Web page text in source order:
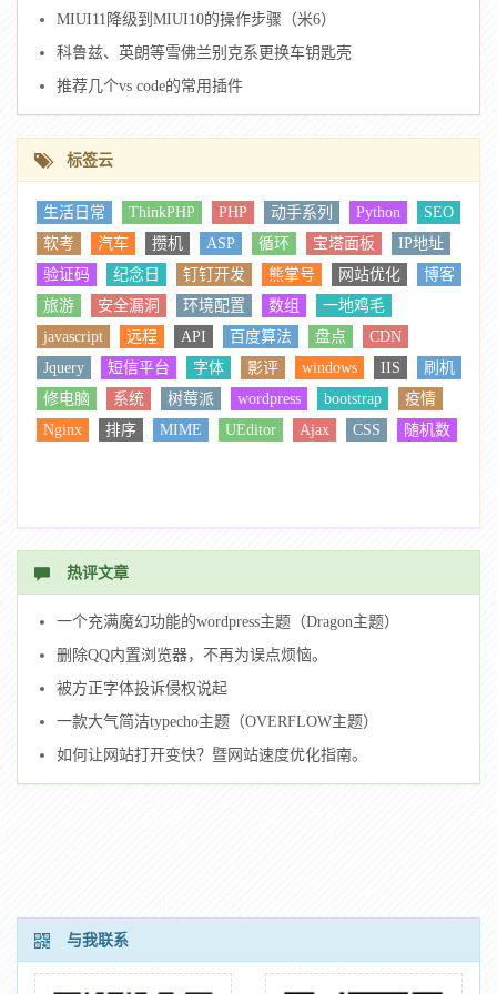
MIUI11降级到MIUI10的操作步骤（米6）
科鲁兹、英朗等雪佛兰别克系更换车钥匙壳
推荐几个vs code的常用插件
标签云
生活日常 ThinkPHP PHP 动手系列 Python
SEO
软考
汽车 攒机 ASP 循环 宝塔面板
IP地址
验证码
纪念日 钉钉开发 熊掌号 网站优化
博客
旅游
安全漏洞 环境配置 数组
一地鸡毛
javascript
远程 API 百度算法 盘点
CDN
Jquery
短信平台 字体 影评 windows IIS
刷机
修电脑
系统 树莓派 wordpress bootstrap
疫情
Nginx
排序 MIME UEditor Ajax CSS 随机数
热评文章
一个充满魔幻功能的wordpress主题（Dragon主题）
删除QQ内置浏览器，不再为误点烦恼。
被方正字体投诉侵权说起
一款大气简洁typecho主题（OVERFLOW主题）
如何让网站打开变快？暨网站速度优化指南。
与我联系